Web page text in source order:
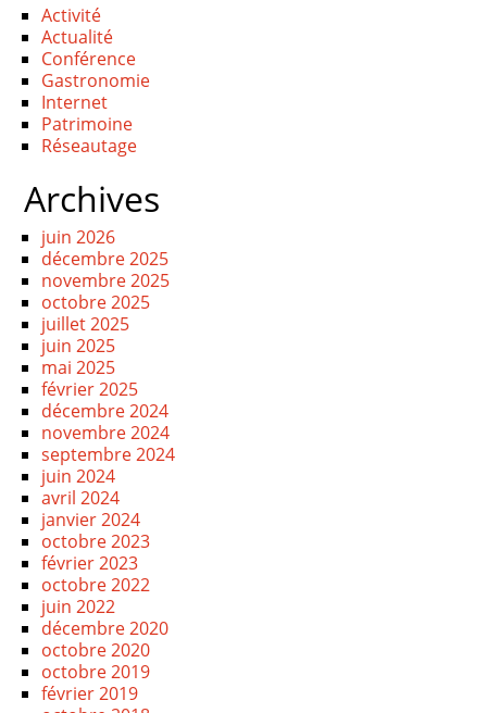
Activité
Actualité
Conférence
Gastronomie
Internet
Patrimoine
Réseautage
Archives
juin 2026
décembre 2025
novembre 2025
octobre 2025
juillet 2025
juin 2025
mai 2025
février 2025
décembre 2024
novembre 2024
septembre 2024
juin 2024
avril 2024
janvier 2024
octobre 2023
février 2023
octobre 2022
juin 2022
décembre 2020
octobre 2020
octobre 2019
février 2019